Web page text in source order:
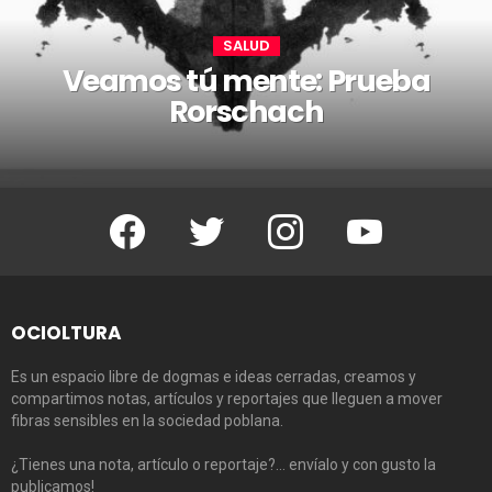
SALUD
Veamos tú mente: Prueba
Rorschach
Facebook Twitter Instagram Youtube
OCIOLTURA
Es un espacio libre de dogmas e ideas cerradas, creamos y
compartimos notas, artículos y reportajes que lleguen a mover
fibras sensibles en la sociedad poblana.
¿Tienes una nota, artículo o reportaje?… envíalo y con gusto la
publicamos!